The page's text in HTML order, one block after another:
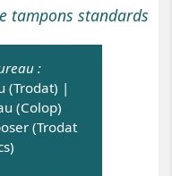
tampons standards
:
(Trodat) |
(Colop)
(Trodat